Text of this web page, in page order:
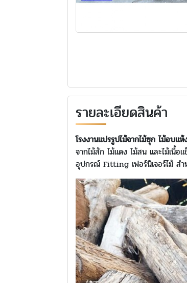
รายละเอียดสินค้า
โรงงานแปรรูปไม้จากไม้ซุก ไม้อบแ
จากไม้สัก ไม้แดง ไม้สน และไม้เนื้อ
อุปกรณ์ Fitting เฟอร์นิเจอร์ไม้ ส